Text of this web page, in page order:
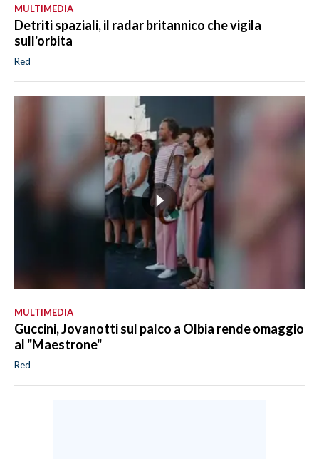
MULTIMEDIA
Detriti spaziali, il radar britannico che vigila
sull'orbita
Red
MULTIMEDIA
Guccini, Jovanotti sul palco a Olbia rende omaggio
al "Maestrone"
Red